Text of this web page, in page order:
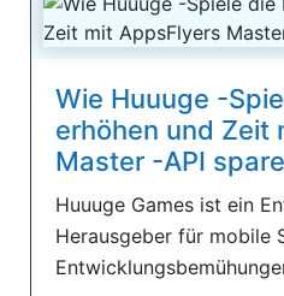
Wie Huuuge -
erhöhen und Zeit
Master -API
Huuuge Games ist ein
Herausgeber für mobile